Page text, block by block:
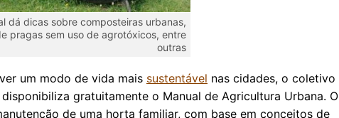
dá dicas sobre composteiras urbanas,
pragas sem uso de agrotóxicos, entre
outras
um modo de vida mais sustentável nas cidades, o coletivo
gratuitamente o Manual de Agricultura Urbana. O
de uma horta familiar, com base em conceitos de